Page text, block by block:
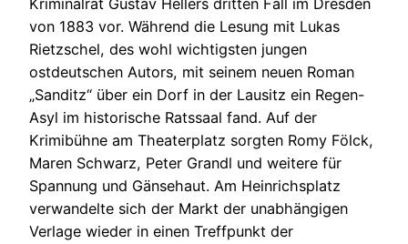
Kriminalrat Gustav Hellers dritten Fall im Dresden
von 1883 vor. Während die Lesung mit Lukas
Rietzschel, des wohl wichtigsten jungen
ostdeutschen Autors, mit seinem neuen Roman
„Sanditz“ über ein Dorf in der Lausitz ein Regen-
Asyl im historische Ratssaal fand. Auf der
Krimibühne am Theaterplatz sorgten Romy Fölck,
Maren Schwarz, Peter Grandl und weitere für
Spannung und Gänsehaut. Am Heinrichsplatz
verwandelte sich der Markt der unabhängigen
Verlage wieder in einen Treffpunkt der